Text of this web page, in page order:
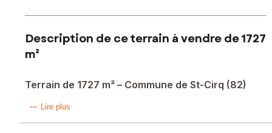
Description de ce terrain à vendre de 1727
m²
Terrain de 1727 m² – Commune de St-Cirq (82)
Situé sur la commune de Saint-Cirq, dans un environnement
Lire plus